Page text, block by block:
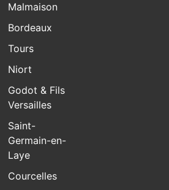
Malmaison
Bordeaux
Tours
Niort
Godot & Fils
Versailles
Saint-
Germain-en-
Laye
Courcelles